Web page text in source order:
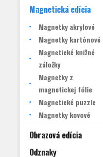
Magnetická edícia
Magnetky akrylové
Magnetky kartónové
Magnetické knižné
záložky
Magnetky z
magnetickej fólie
Magnetické puzzle
Magnetky kovové
Obrazová edícia
Odznaky